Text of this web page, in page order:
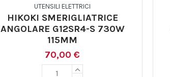
UTENSILI ELETTRICI
HIKOKI SMERIGLIATRICE
ANGOLARE G12SR4-S 730W
115MM
70,00 €